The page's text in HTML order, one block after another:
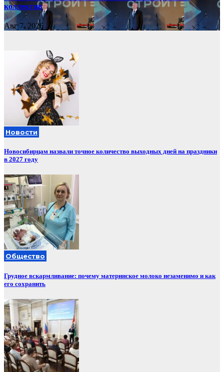
коллектив
Авг 7, 2026
Новости
Новосибирцам назвали точное количество выходных дней на праздники
в 2027 году
Общество
Грудное вскармливание: почему материнское молоко незаменимо и как
его сохранить